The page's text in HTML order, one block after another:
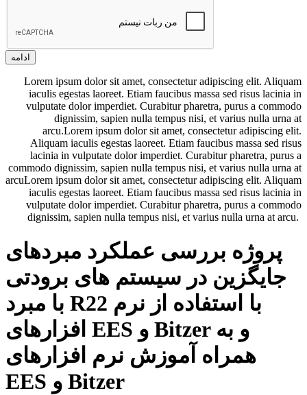
ادامه
Lorem ipsum dolor sit amet, consectetur adipiscing elit. Aliquam
iaculis egestas laoreet. Etiam faucibus massa sed risus lacinia in
vulputate dolor imperdiet. Curabitur pharetra, purus a commodo
dignissim, sapien nulla tempus nisi, et varius nulla urna at
arcu.Lorem ipsum dolor sit amet, consectetur adipiscing elit.
Aliquam iaculis egestas laoreet. Etiam faucibus massa sed risus
lacinia in vulputate dolor imperdiet. Curabitur pharetra, purus a
commodo dignissim, sapien nulla tempus nisi, et varius nulla urna at
arcuLorem ipsum dolor sit amet, consectetur adipiscing elit. Aliquam
iaculis egestas laoreet. Etiam faucibus massa sed risus lacinia in
vulputate dolor imperdiet. Curabitur pharetra, purus a commodo
dignissim, sapien nulla tempus nisi, et varius nulla urna at arcu.
پروژه بررسی عملکرد مبردهای
جایگزین در سیستم های برودتی
با مبرد R22 با استفاده از نرم
افزارهای EES و Bitzer و به
همراه آموزش نرم افزارهای
EES و Bitzer